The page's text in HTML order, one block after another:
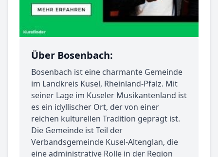
Über Bosenbach:
Bosenbach ist eine charmante Gemeinde
im Landkreis Kusel, Rheinland-Pfalz. Mit
seiner Lage im Kuseler Musikantenland ist
es ein idyllischer Ort, der von einer
reichen kulturellen Tradition geprägt ist.
Die Gemeinde ist Teil der
Verbandsgemeinde Kusel-Altenglan, die
eine administrative Rolle in der Region